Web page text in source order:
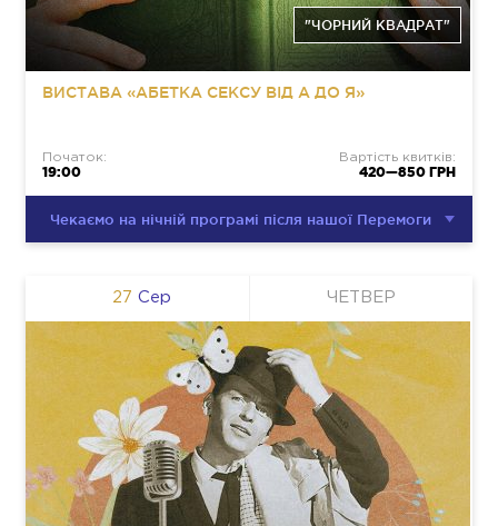
"ЧОРНИЙ КВАДРАТ"
ВИСТАВА «АБЕТКА СЕКСУ ВІД А ДО Я»
Початок:
19:00
Вартість квитків:
420—850 ГРН
Чекаємо на нічній програмі після нашої Перемоги
Сер
27 ЧЕТВЕР